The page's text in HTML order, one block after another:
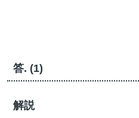
答. (1)
解説